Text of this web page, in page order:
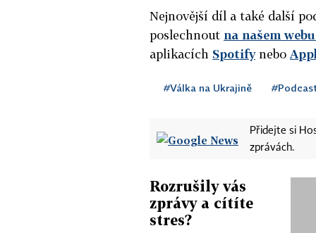
Nejnovější díl a také další
poslechnout na našem
aplikacích Spotifynebo
#Válka na Ukrajině
Přidejte si
zprávách.
Rozrušily vás
zprávy a cítíte
stres?